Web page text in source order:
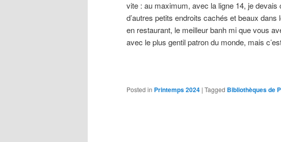
vite : au maximum, avec la ligne 14, je
d’autres petits endroits cachés et beaux
en restaurant, le meilleur banh mi que vous
avec le plus gentil patron du monde, mais
Posted in Printemps 2024 | Tagged Bibliothèques de